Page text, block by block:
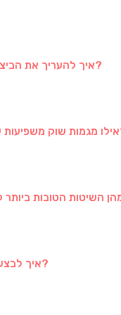
איך להעריך את הביצועים הפיננסיים של מגרש גולף?
איך לבצע ניתוח תחרותי של מגרשי גולף?